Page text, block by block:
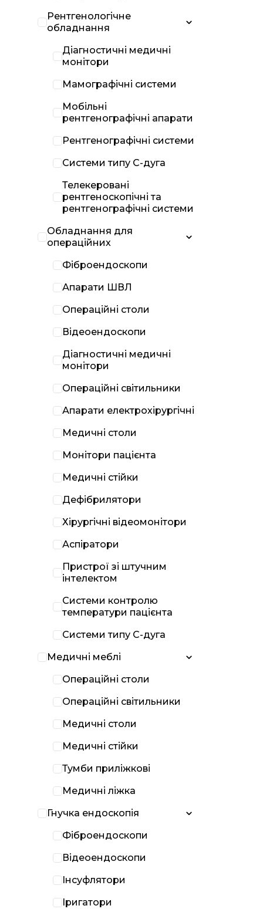
Рентгенологічне
обладнання
Діагностичні медичні
монітори
Мамографічні системи
Мобільні
рентгенографічні апарати
Рентгенографічні системи
Системи типу С-дуга
Телекеровані
рентгеноскопічні та
рентгенографічні системи
Обладнання для
операційних
Фіброендоскопи
Апарати ШВЛ
Операційні столи
Відеоендоскопи
Діагностичні медичні
монітори
Операційні світильники
Апарати електрохірургічні
Медичні столи
Монітори пацієнта
Медичні стійки
Дефібрилятори
Хірургічні відеомонітори
Аспіратори
Пристрої зі штучним
інтелектом
Системи контролю
температури пацієнта
Системи типу С-дуга
Медичні меблі
Операційні столи
Операційні світильники
Медичні столи
Медичні стійки
Тумби приліжкові
Медичні ліжка
Гнучка ендоскопія
Фіброендоскопи
Відеоендоскопи
Інсуфлятори
Іригатори